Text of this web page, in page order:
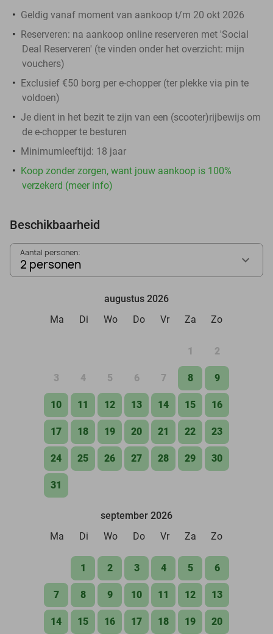
Geldig vanaf moment van aankoop t/m 20 okt 2026
Reserveren: na aankoop online reserveren met 'Social
Deal Reserveren' (te vinden onder het overzicht: mijn
vouchers)
Exclusief €50 borg per e-chopper (ter plekke via pin te
voldoen)
Je dient in het bezit te zijn van een (scooter)rijbewijs om
de e-chopper te besturen
Minimumleeftijd: 18 jaar
Koop zonder zorgen, want jouw aankoop is 100%
verzekerd (meer info)
Beschikbaarheid
Aantal personen:
2 personen
augustus 2026
Ma
Di Wo Do Vr Za Zo
1 2
3 4 5 6 7 8 9
10 11 12 13 14 15 16
17 18 19 20 21 22 23
24 25 26 27 28 29 30
31
september 2026
Ma
Di Wo Do Vr Za Zo
1 2 3 4 5 6
7 8 9 10 11 12 13
14 15 16 17 18 19 20